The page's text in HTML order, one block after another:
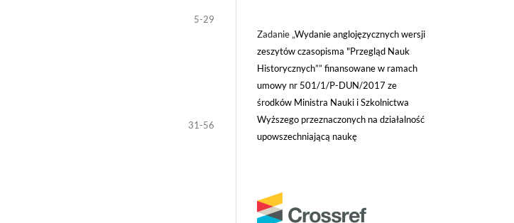
5-29
31-56
Zadanie „Wydanie anglojęzycznych wersji
zeszytów czasopisma "Przegląd Nauk
Historycznych”” finansowane w ramach
umowy nr 501/1/P-DUN/2017 ze
środków Ministra Nauki i Szkolnictwa
Wyższego przeznaczonych na działalność
upowszechniającą naukę